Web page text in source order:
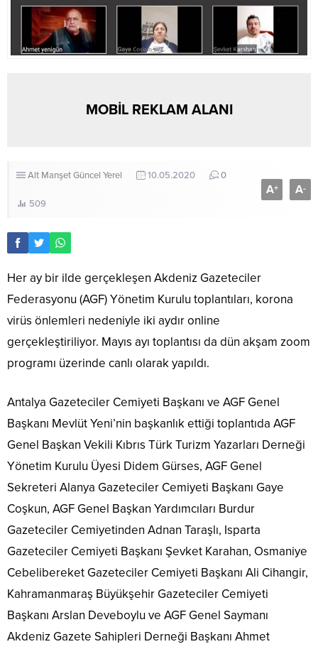
MOBİL REKLAM ALANI
Alt ManşetGüncel Yerel 10.05.2020 0
509
A+ A-
Her ay bir ilde gerçekleşen Akdeniz Gazeteciler
Federasyonu (AGF) Yönetim Kurulu toplantıları, korona
virüs önlemleri nedeniyle iki aydır online
gerçekleştiriliyor. Mayıs ayı toplantısı da dün akşam zoom
programı üzerinde canlı olarak yapıldı.
Antalya Gazeteciler Cemiyeti Başkanı ve AGF Genel
Başkanı Mevlüt Yeni’nin başkanlık ettiği toplantıda AGF
Genel Başkan Vekili Kıbrıs Türk Turizm Yazarları Derneği
Yönetim Kurulu Üyesi Didem Gürses, AGF Genel
Sekreteri Alanya Gazeteciler Cemiyeti Başkanı Gaye
Coşkun, AGF Genel Başkan Yardımcıları Burdur
Gazeteciler Cemiyetinden Adnan Taraşlı, Isparta
Gazeteciler Cemiyeti Başkanı Şevket Karahan, Osmaniye
Cebelibereket Gazeteciler Cemiyeti Başkanı Ali Cihangir,
Kahramanmaraş Büyükşehir Gazeteciler Cemiyeti
Başkanı Arslan Deveboylu ve AGF Genel Saymanı
Akdeniz Gazete Sahipleri Derneği Başkanı Ahmet